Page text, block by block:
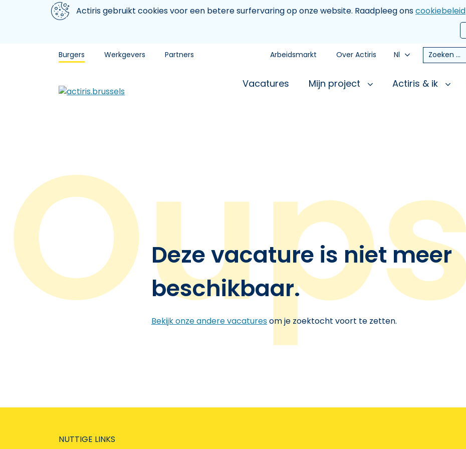
Aller au contenu principal
We gebruiken cookiesActiris gebruikt cookies voor een betere surfervaring op onze website. Raadpleeg onscookiebeleid
Burgers Werkgevers Partners Arbeidsmarkt Over Actiris Nl Zoeken
Vacatures Mijn project Actiris & ik
Deze vacature is niet meer
beschikbaar.
Bekijk onze andere vacaturesom je zoektocht voort te zetten.
NUTTIGE LINKS